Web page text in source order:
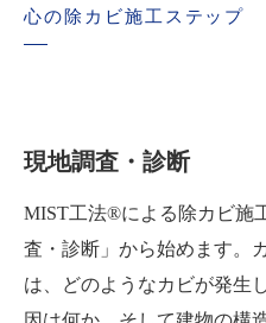
心の除カビ施工ステップ
現地調査・診断
MIST工法®による除カビ施
査・診断」から始めます。
は、どのようなカビが発生